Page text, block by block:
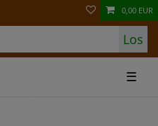
Los
0,00 EUR
☰